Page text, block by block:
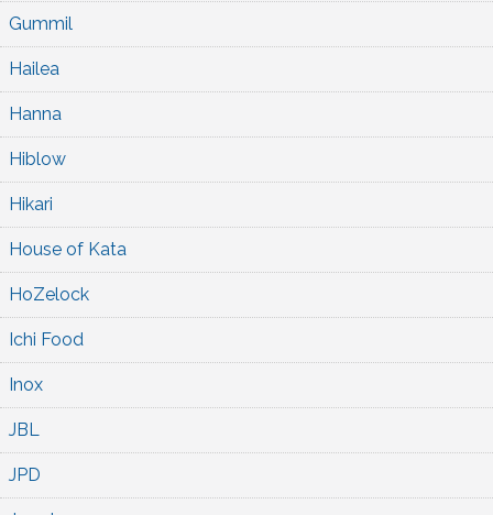
Gummil
Hailea
Hanna
Hiblow
Hikari
House of Kata
HoZelock
Ichi Food
Inox
JBL
JPD